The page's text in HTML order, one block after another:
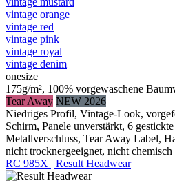
vintage orange
vintage red
vintage pink
vintage royal
vintage denim
onesize
175g/m², 100% vorgewaschene
Tear Away NEW 2026
Niedriges Profil, Vintage-Look,
Schirm, Panele unverstärkt, 6
Metallverschluss, Tear Away Label,
nicht trocknergeeignet, nicht chemisch
RC 985X | Result Headwear